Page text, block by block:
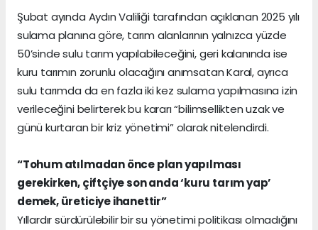
Şubat ayında Aydın Valiliği tarafından açıklanan 2025 yılı
sulama planına göre, tarım alanlarının yalnızca yüzde
50’sinde sulu tarım yapılabileceğini, geri kalanında ise
kuru tarımın zorunlu olacağını anımsatan Karal, ayrıca
sulu tarımda da en fazla iki kez sulama yapılmasına izin
verileceğini belirterek bu kararı “bilimsellikten uzak ve
günü kurtaran bir kriz yönetimi” olarak nitelendirdi.
“Tohum atılmadan önce plan yapılması
gerekirken, çiftçiye son anda ‘kuru tarım yap’
demek, üreticiye ihanettir”
Yıllardır sürdürülebilir bir su yönetimi politikası olmadığını